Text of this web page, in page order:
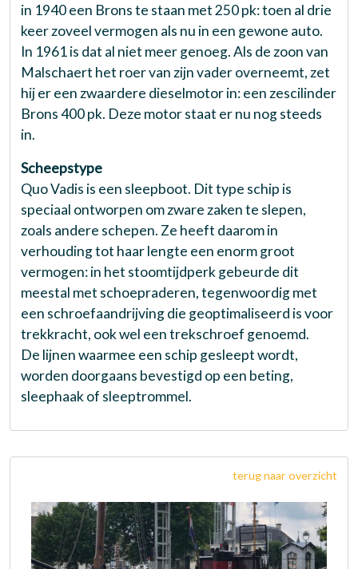
in 1940 een Brons te staan met 250 pk: toen al drie
keer zoveel vermogen als nu in een gewone auto.
In 1961 is dat al niet meer genoeg. Als de zoon van
Malschaert het roer van zijn vader overneemt, zet
hij er een zwaardere dieselmotor in: een zescilinder
Brons 400 pk. Deze motor staat er nu nog steeds
in.
Scheepstype
Quo Vadis is een sleepboot. Dit type schip is
speciaal ontworpen om zware zaken te slepen,
zoals andere schepen. Ze heeft daarom in
verhouding tot haar lengte een enorm groot
vermogen: in het stoomtijdperk gebeurde dit
meestal met schoepraderen, tegenwoordig met
een schroefaandrijving die geoptimaliseerd is voor
trekkracht, ook wel een trekschroef genoemd.
De lijnen waarmee een schip gesleept wordt,
worden doorgaans bevestigd op een beting,
sleephaak of sleeptrommel.
terug naar overzicht